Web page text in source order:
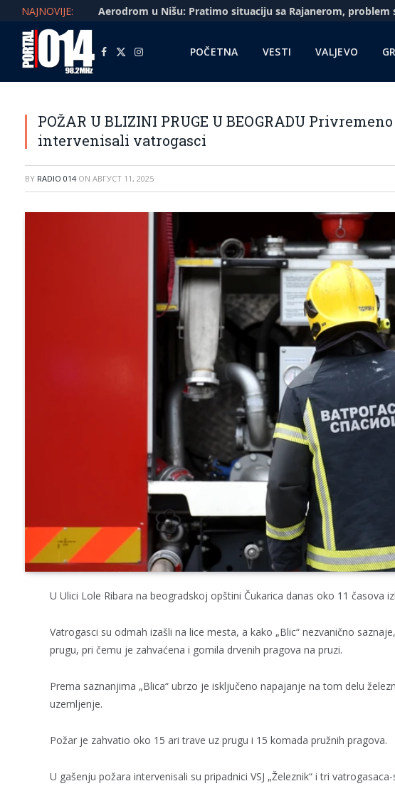
NAJNOVIJE:
Facebook
X
Instagram POČETNA VESTI VALJEVO
POŽAR U BLIZINI PRUGE U BEOGRADU
intervenisali vatrogasci
BY RADIO 014 ON АВГУСТ 11, 2025
U Ulici Lole Ribara na beogradskoj opštini Čukarica danas oko 11 časova
Vatrogasci su odmah izašli na lice mesta, a kako „Blic“ nezvanično
prugu, pri čemu je zahvaćena i gomila drvenih pragova na pruzi.
Prema saznanjima „Blica“ ubrzo je isključeno napajanje na tom delu
uzemljenje.
Požar je zahvatio oko 15 ari trave uz prugu i 15 komada pružnih pragova.
U gašenju požara intervenisali su pripadnici VSJ „Železnik“ i tri